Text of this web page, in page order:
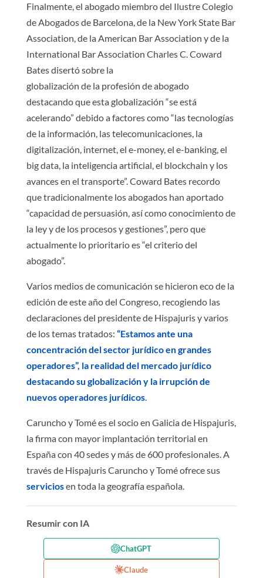
Finalmente, el abogado miembro del Ilustre Colegio
de Abogados de Barcelona, de la New York State Bar
Association, de la American Bar Association y de la
International Bar Association Charles C. Coward
Bates disertó sobre la
globalización de la profesión de abogado
destacando que esta globalización “se está
acelerando” debido a factores como “las tecnologías
de la información, las telecomunicaciones, la
digitalización, internet, el e-money, el e-banking, el
big data, la inteligencia artificial, el blockchain y los
avances en el transporte”. Coward Bates recordo
que tradicionalmente los abogados han aportado
“capacidad de persuasión, así como conocimiento de
la ley y de los procesos y gestiones”, pero que
actualmente lo prioritario es “el criterio del
abogado”.
Varios medios de comunicación se hicieron eco de la
edición de este año del Congreso, recogiendo las
declaraciones del presidente de Hispajuris y varios
de los temas tratados: “Estamos ante una
concentración del sector jurídico en grandes
operadores”, la realidad del mercado jurídico
destacando su globalización y la irrupción de
nuevos operadores jurídicos.
Caruncho y Tomé es el socio en Galicia de Hispajuris,
la firma con mayor implantación territorial en
España con 40 sedes y más de 600 profesionales. A
través de Hispajuris Caruncho y Tomé ofrece sus
serviciosen toda la geografía española.
Resumir con IA
ChatGPT
Claude